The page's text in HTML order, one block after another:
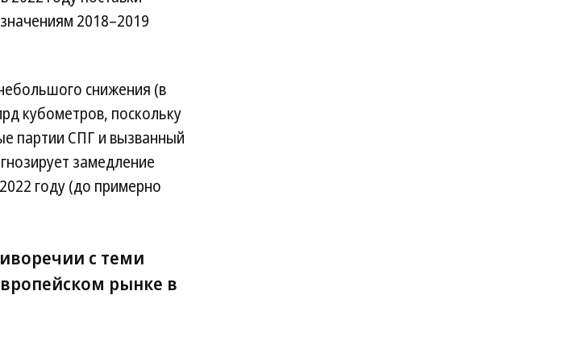
2018–2019
снижения (в
кубометров, поскольку
партии СПГ и вызванный
замедление
году (до примерно
с теми
рынке в